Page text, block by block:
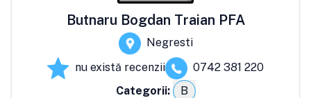
Butnaru Bogdan Traian PFA
Negresti
nu există recenzii
0742 381 220
Categorii:
B